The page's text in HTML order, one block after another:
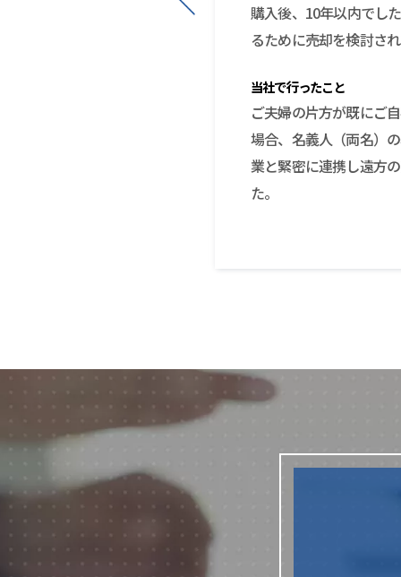
購入後、10年以内でし
るために売却を検討さ
当社で行ったこと
ご夫婦の片方が既にご
場合、名義人（両名）
業と緊密に連携し遠方
た。